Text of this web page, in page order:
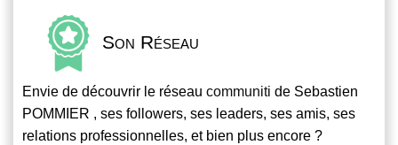
Son Réseau
Envie de découvrir le réseau communiti de Sebastien
POMMIER , ses followers, ses leaders, ses amis, ses
relations professionnelles, et bien plus encore ?